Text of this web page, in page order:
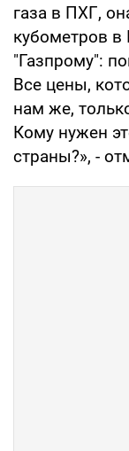
газа в ПХГ,
кубометров в
"Газпрому":
Все цены,
нам же,
Кому нужен
страны?», -